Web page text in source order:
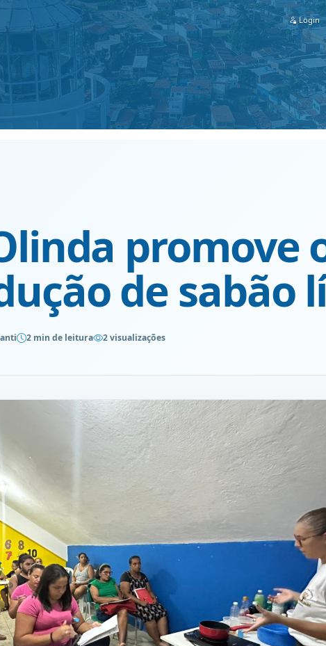
Login
promove
de sabão
2 min de leitura 2 visualizações